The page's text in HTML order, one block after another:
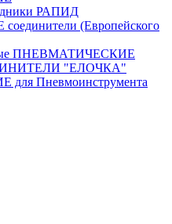
РАПИД
(Европейского
ПНЕВМАТИЧЕСКИЕ
"ЕЛОЧКА"
Пневмоинструмента